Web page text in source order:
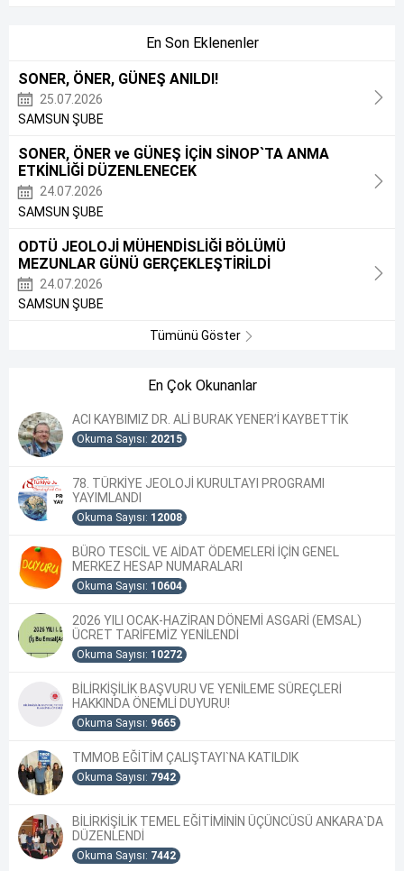
En Son Eklenenler
SONER, ÖNER, GÜNEŞ ANILDI!
25.07.2026
SAMSUN ŞUBE
SONER, ÖNER ve GÜNEŞ İÇİN SİNOP`TA ANMA
ETKİNLİĞİ DÜZENLENECEK
24.07.2026
SAMSUN ŞUBE
ODTÜ JEOLOJİ MÜHENDİSLİĞİ BÖLÜMÜ
MEZUNLAR GÜNÜ GERÇEKLEŞTİRİLDİ
24.07.2026
SAMSUN ŞUBE
Tümünü Göster
En Çok Okunanlar
ACI KAYBIMIZ DR. ALİ BURAK YENER’İ KAYBETTİK
Okuma Sayısı: 20215
78. TÜRKİYE JEOLOJİ KURULTAYI PROGRAMI
YAYIMLANDI
Okuma Sayısı: 12008
BÜRO TESCİL VE AİDAT ÖDEMELERİ İÇİN GENEL
MERKEZ HESAP NUMARALARI
Okuma Sayısı: 10604
2026 YILI OCAK-HAZİRAN DÖNEMİ ASGARİ (EMSAL)
ÜCRET TARİFEMİZ YENİLENDİ
Okuma Sayısı: 10272
BİLİRKİŞİLİK BAŞVURU VE YENİLEME SÜREÇLERİ
HAKKINDA ÖNEMLİ DUYURU!
Okuma Sayısı: 9665
TMMOB EĞİTİM ÇALIŞTAYI`NA KATILDIK
Okuma Sayısı: 7942
BİLİRKİŞİLİK TEMEL EĞİTİMİNİN ÜÇÜNCÜSÜ ANKARA`DA
DÜZENLENDİ
Okuma Sayısı: 7442